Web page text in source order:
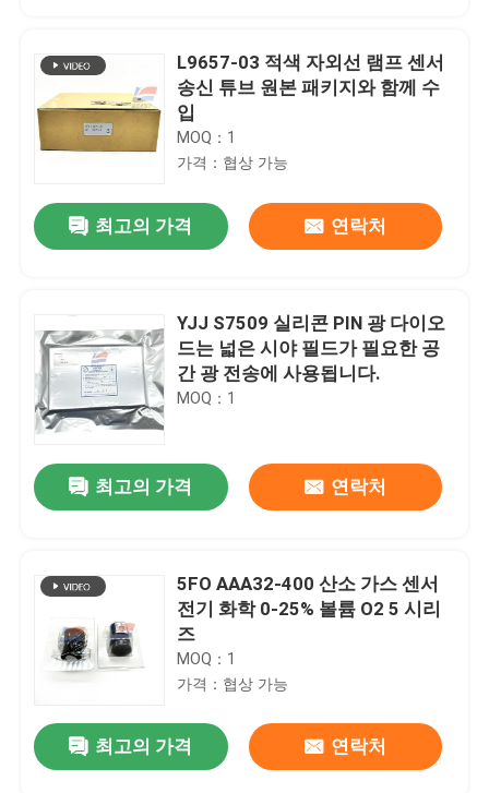
L9657-03 적색 자외선 램프 센서
송신 튜브 원본 패키지와 함께 수
입
MOQ：1
가격：협상 가능
최고의 가격 연락처
YJJ S7509 실리콘 PIN 광 다이오
드는 넓은 시야 필드가 필요한 공
간 광 전송에 사용됩니다.
MOQ：1
최고의 가격 연락처
5FO AAA32-400 산소 가스 센서
전기 화학 0-25% 볼륨 O2 5 시리
즈
MOQ：1
가격：협상 가능
최고의 가격 연락처